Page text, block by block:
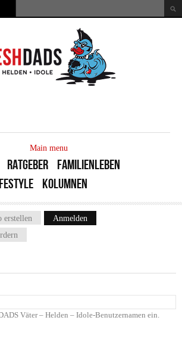
Suchformular
Main menu
RATGEBER
FAMILIENLEBEN
KOLUMNEN
erstellen Anmelden
Väter – Helden – Idole-Benutzernamen ein.